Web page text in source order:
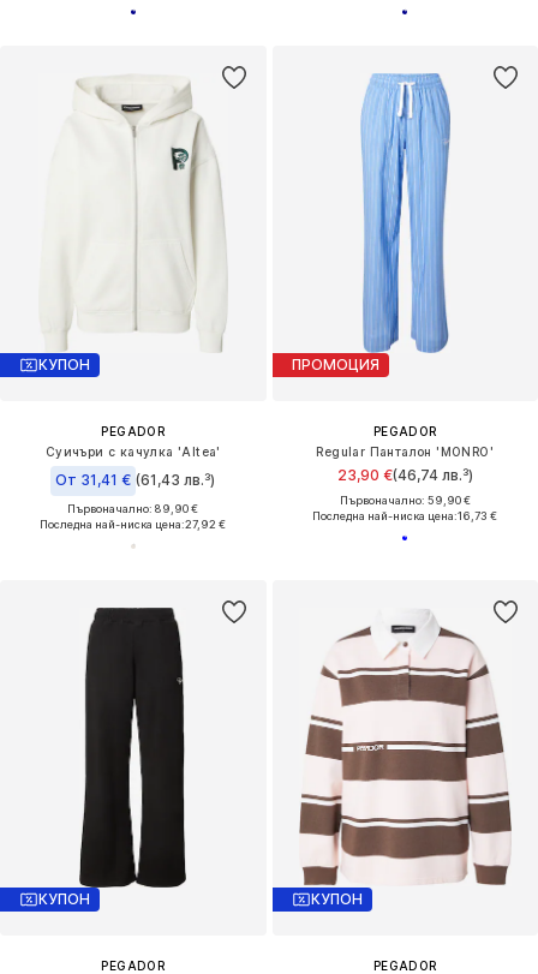
КУПОН
PEGADOR
Суичъри с качулка 'Altea'
От 31,41 € (61,43 лв.³)
Първоначално: 89,90 €
Последна най-ниска цена:27,92 €
ПРОМОЦИЯ
PEGADOR
Regular Панталон 'MONRO'
23,90 €(46,74 лв.³)
Първоначално: 59,90 €
Последна най-ниска цена:16,73 €
КУПОН
PEGADOR
КУПОН
PEGADOR